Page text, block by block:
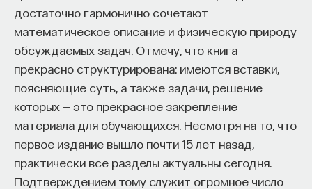
достаточно гармонично сочетают
математическое описание и физическую природу
обсуждаемых задач. Отмечу, что книга
прекрасно структурирована: имеются вставки,
поясняющие суть, а также задачи, решение
которых — это прекрасное закрепление
материала для обучающихся. Несмотря на то, что
первое издание вышло почти 15 лет назад,
практически все разделы актуальны сегодня.
Подтверждением тому служит огромное число
складывается по модулю 2)
с последовательностью, которую надо
зашифровать. Самым простым инструментом для
генерации псевдослучайной последовательности
является регистр сдвига с линейной обратной
связью. Однако содержимое его ячеек в любой
момент времени является линейной функцией
от начальных значений, поэтому нахождение
начальных значений (то есть секретного ключа)
проблемы не представляет.